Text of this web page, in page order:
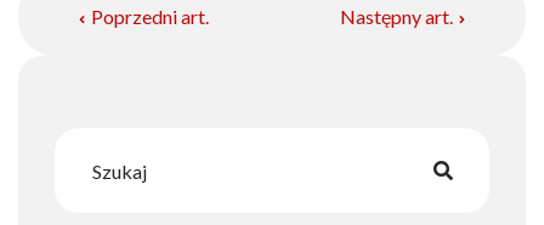
Poprzedni art. Następny art.